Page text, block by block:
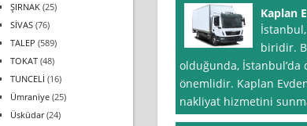
Kaplan
biridir.
olduğunda, İstanbul’da
önemlidir. Kaplan
nakliyat hizmetini
ŞIRNAK (25)
SİVAS (76)
TALEP (589)
TOKAT (48)
TUNCELİ (16)
Ümraniye (25)
Üsküdar(24)